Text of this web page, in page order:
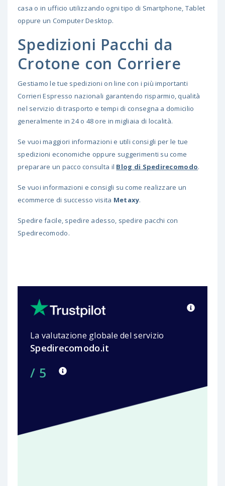
casa o in ufficio utilizzando ogni tipo di Smartphone, Tablet
oppure un Computer Desktop.
Spedizioni Pacchi da
Crotone con Corriere
Gestiamo le tue spedizioni on line con i più importanti
Corrieri Espresso nazionali garantendo risparmio, qualità
nel servizio di trasporto e tempi di consegna a domicilio
generalmente in 24 o 48 ore in migliaia di località.
Se vuoi maggiori informazioni e utili consigli per le tue
spedizioni economiche oppure suggerimenti su come
preparare un pacco consulta il Blog di Spedirecomodo.
Se vuoi informazioni e consigli su come realizzare un
ecommerce di successo visita Metaxy.
Spedire facile, spedire adesso, spedire pacchi con
Spedirecomodo.
La valutazione globale del servizio
Spedirecomodo.it
/ 5